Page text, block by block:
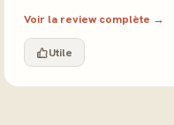
Voir la review complète →
Utile